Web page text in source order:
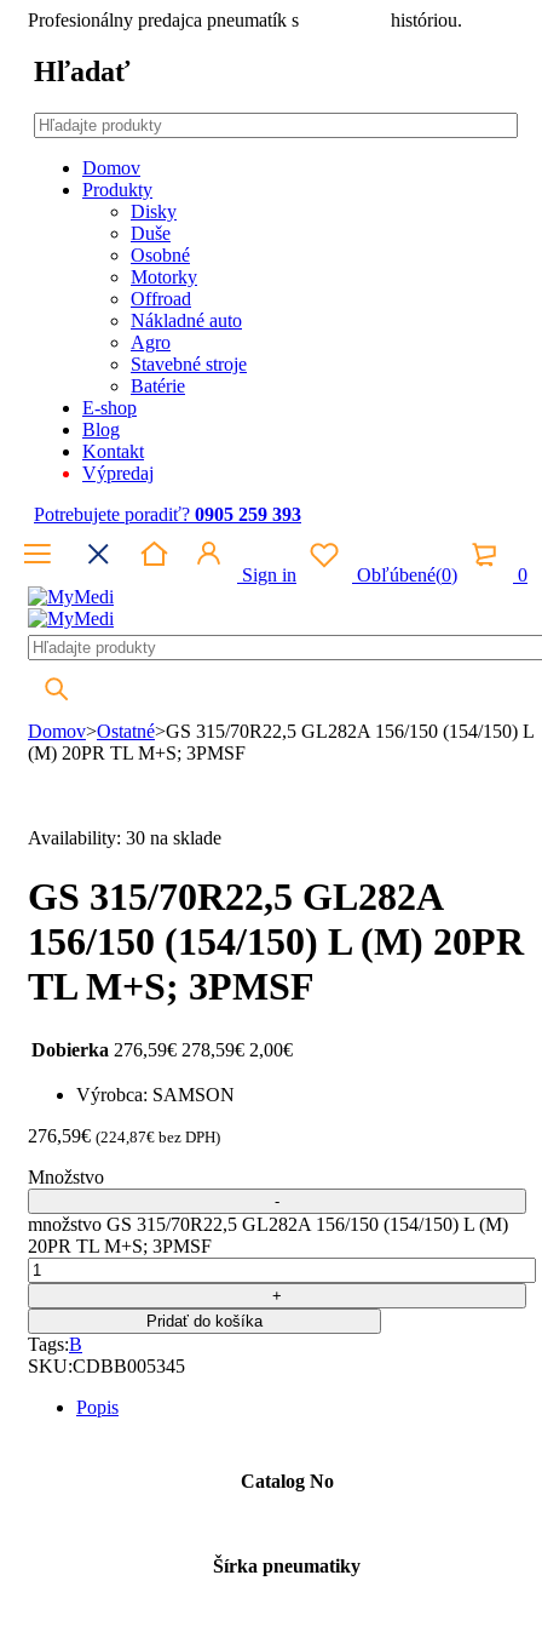
Profesionálny predajca pneumatík s históriou.
Hľadať
Domov
Produkty
Disky
Duše
Osobné
Motorky
Offroad
Nákladné auto
Agro
Stavebné stroje
Batérie
E-shop
Blog
Kontakt
Výpredaj
Potrebujete poradiť? 0905 259 393
Sign in Obľúbené(0) 0
Domov>Ostatné>GS 315/70R22,5 GL282A 156/150 (154/150) L
(M) 20PR TL M+S; 3PMSF
Availability: 30 na sklade
GS 315/70R22,5 GL282A
156/150 (154/150) L (M) 20PR
TL M+S; 3PMSF
Dobierka 276,59€ 278,59€ 2,00€
Výrobca: SAMSON
276,59€ (224,87€ bez DPH)
Množstvo
množstvo GS 315/70R22,5 GL282A 156/150 (154/150) L (M)
20PR TL M+S; 3PMSF
Pridať do košíka
Tags:B
SKU:CDBB005345
Popis
Catalog No
Šírka pneumatiky